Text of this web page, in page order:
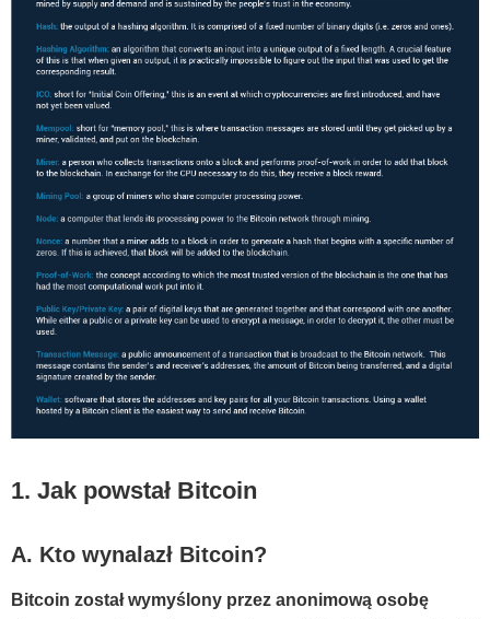
1. Jak powstał Bitcoin
A. Kto wynalazł Bitcoin?
Bitcoin został wymyślony przez anonimową osobę